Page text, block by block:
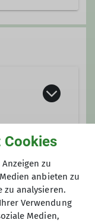
Cookies
zu
anbieten zu
zu analysieren.
Verwendung
Medien,